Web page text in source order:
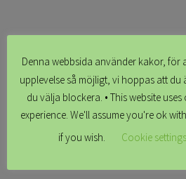
Kjol Sandy,
kr1,099.00
Läs mer
Denna webbsida använder kakor, för
upplevelse så möjligt, vi hoppas att du
du välja blockera. • This website
experience. We'll assume you're ok
if you wish.
Cookie settings